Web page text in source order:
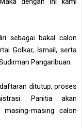
sebagai bakal calon
Golkar, Ismail, serta
Pangaribuan.
ditutup, proses
Panitia akan
masing-masing calon